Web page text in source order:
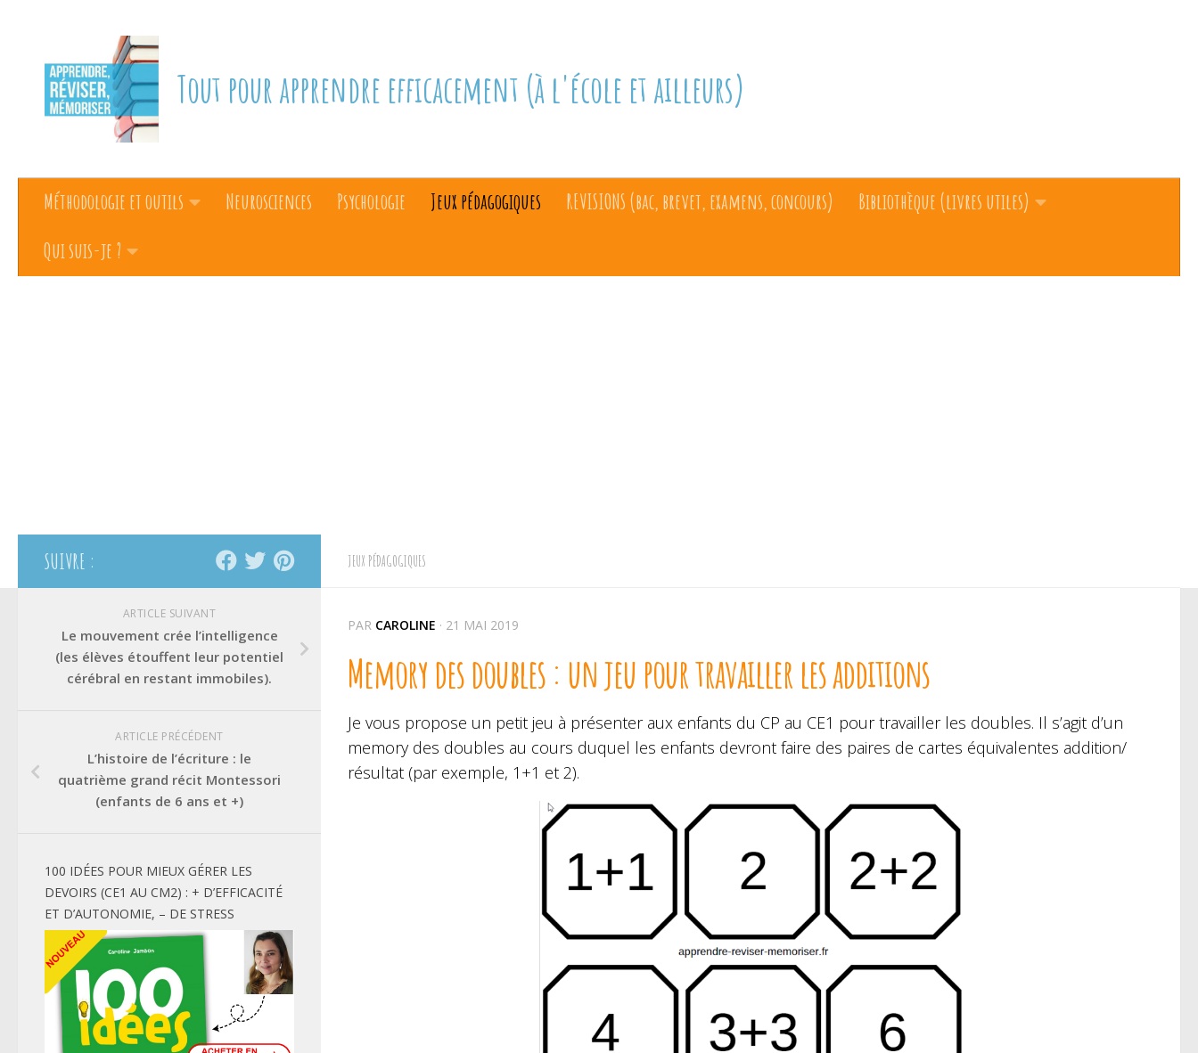
Tout pour apprendre efficacement (à l'école et ailleurs)
Méthodologie et outils Neurosciences Psychologie Jeux pédagogiques REVISIONS (bac, brevet, examens, concours)
Bibliothèque (livres utiles)
Qui suis-je ?
JEUX PÉDAGOGIQUES
PAR CAROLINE · 21 MAI 2019
Memory des doubles : un jeu pour travailler les additions
Je vous propose un petit jeu à présenter aux enfants du CP au CE1 pour travailler les doubles. Il s’agit d’un
memory des doubles au cours duquel les enfants devront faire des paires de cartes équivalentes addition/
résultat (par exemple, 1+1 et 2).
SUIVRE :
ARTICLE SUIVANT
Le mouvement crée l’intelligence
(les élèves étouffent leur potentiel
cérébral en restant immobiles).
ARTICLE PRÉCÉDENT
L’histoire de l’écriture : le
quatrième grand récit Montessori
(enfants de 6 ans et +)
100 IDÉES POUR MIEUX GÉRER LES
DEVOIRS (CE1 AU CM2) : + D’EFFICACITÉ
ET D’AUTONOMIE, – DE STRESS